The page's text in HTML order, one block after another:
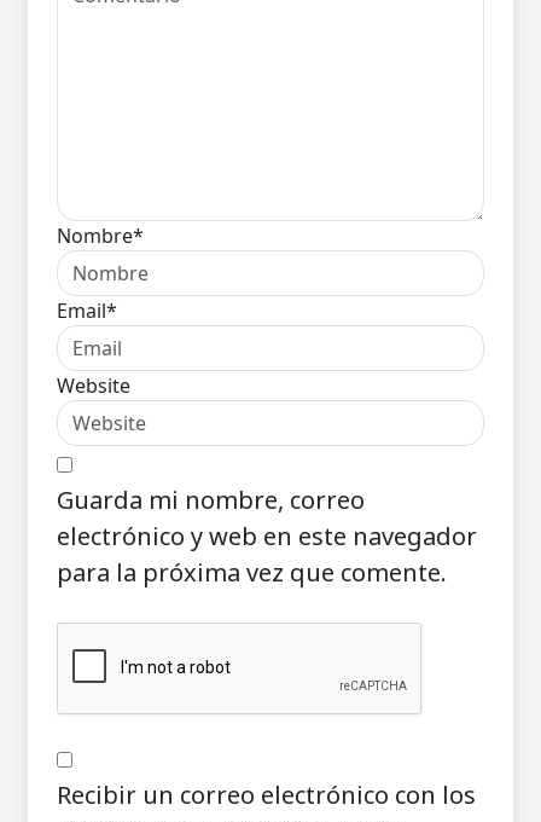
Nombre*
Email*
Website
Guarda mi nombre, correo
electrónico y web en este navegador
para la próxima vez que comente.
Recibir un correo electrónico con los